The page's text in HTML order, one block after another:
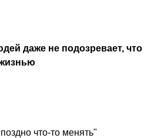
даже не подозревает, что
что-то менять"